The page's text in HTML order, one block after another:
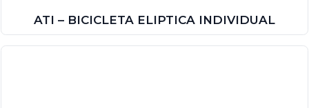
ATI – BICICLETA ELIPTICA INDIVIDUAL